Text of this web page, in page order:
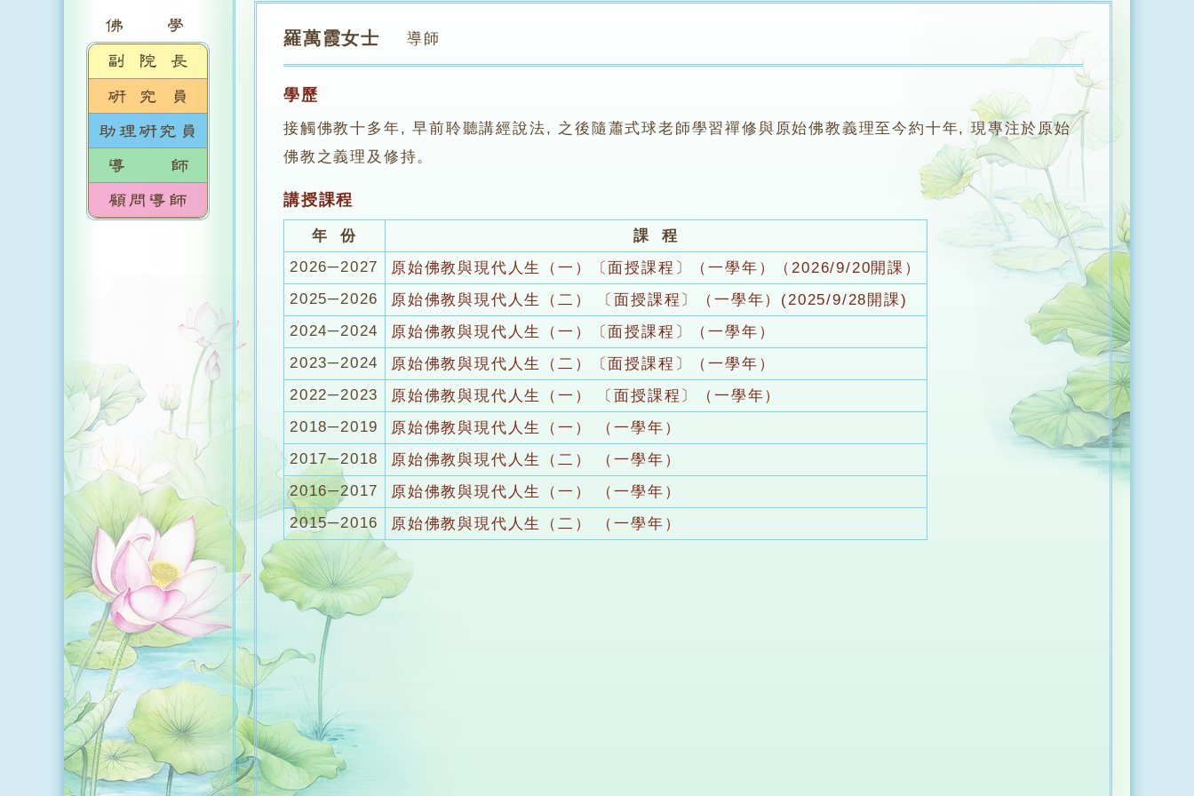
羅萬霞女士 導師
學歷
接觸佛教十多年, 早前聆聽講經說法, 之後隨蕭式球老師學習禪修與原始佛教義理至今約十年, 現專注於原始
佛教之義理及修持。
講授課程
年 份
課 程
2026─2027
原始佛教與現代人生（一）〔面授課程〕（一學年）（2026/9/20開課）
2025─2026
原始佛教與現代人生（二） 〔面授課程〕（一學年）(2025/9/28開課)
2024─2024
原始佛教與現代人生（一）〔面授課程〕（一學年）
2023─2024
原始佛教與現代人生（二）〔面授課程〕（一學年）
2022─2023
原始佛教與現代人生（一） 〔面授課程〕（一學年）
2018─2019
原始佛教與現代人生（一） （一學年）
2017─2018
原始佛教與現代人生（二） （一學年）
2016─2017
原始佛教與現代人生（一） （一學年）
2015─2016
原始佛教與現代人生（二） （一學年）